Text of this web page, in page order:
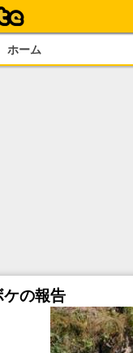
ホーム
の報告